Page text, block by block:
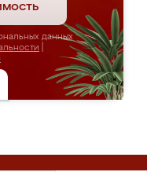
данных